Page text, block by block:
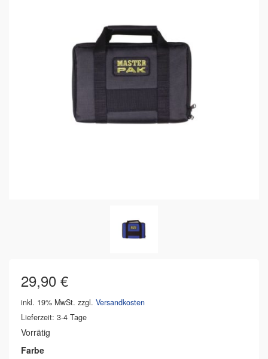
29,90 €
inkl. 19% MwSt. zzgl. Versandkosten
Lieferzeit: 3-4 Tage
Vorrätig
Farbe